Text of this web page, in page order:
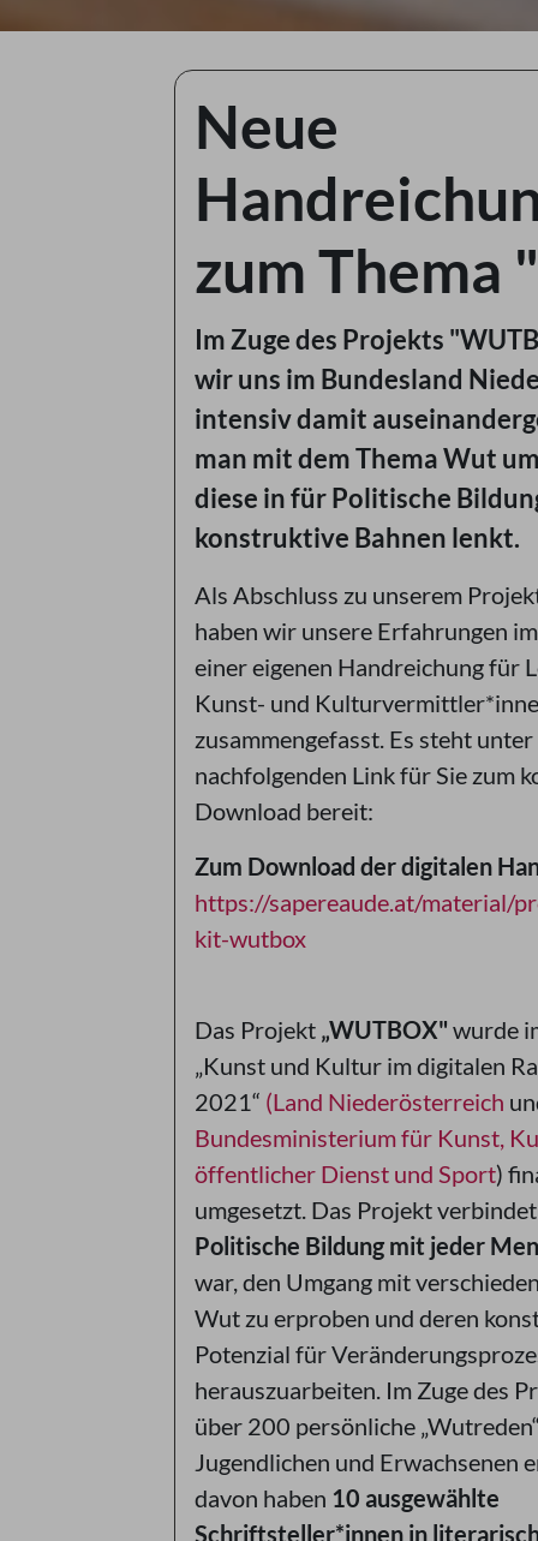
Neue
zum Thema
Im Zuge des Projekts
wir uns im Bundesland
intensiv damit
man mit dem Thema Wut
diese in für Politische
konstruktive Bahnen lenkt.
Als Abschluss zu unserem
haben wir unsere Erfahrungen
einer eigenen Handreichung für
Kunst- und
zusammengefasst. Es steht unter
nachfolgenden Link für Sie zum
Download bereit:
Zum Download der digitalen
https://sapereaude.at/material/
kit-wutbox
Das Projekt „WUTBOX" wurde
„Kunst und Kultur im digitalen
2021“ (Land Niederösterreich
Bundesministerium für Kunst,
öffentlicher Dienst und Sport)
umgesetzt. Das Projekt
Politische Bildung mit jeder
war, den Umgang mit
Wut zu erproben und deren
Potenzial für
herauszuarbeiten. Im Zuge des
über 200 persönliche
Jugendlichen und Erwachsenen
davon haben 10 ausgewählte
Schriftsteller*innen in